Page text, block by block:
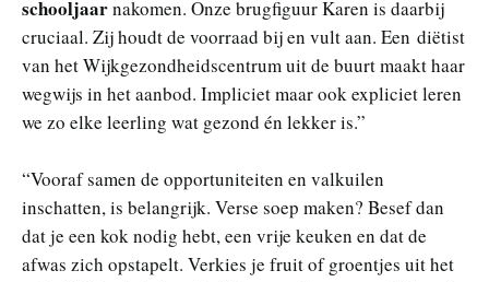
schooljaarnakomen. Onze brugfiguur Karen is daarbij
cruciaal. Zij houdt de voorraad bij en vult aan. Een diëtist
van het Wijkgezondheidscentrum uit de buurt maakt haar
wegwijs in het aanbod. Impliciet maar ook expliciet leren
we zo elke leerling wat gezond én lekker is.”
“Vooraf samen de opportuniteiten en valkuilen
inschatten, is belangrijk. Verse soep maken? Besef dan
dat je een kok nodig hebt, een vrije keuken en dat de
afwas zich opstapelt. Verkies je fruit of groentjes uit het